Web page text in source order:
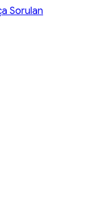
Sorulan